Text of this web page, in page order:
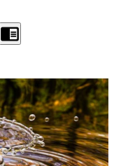
chrome_reader_mode